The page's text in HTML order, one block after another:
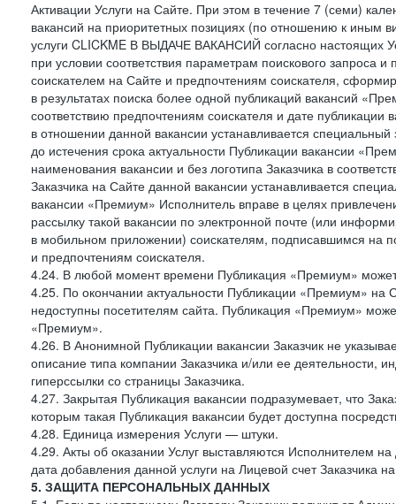
Активации Услуги на Сайте. При этом в течение 7 (семи)
вакансий на приоритетных позициях (по отношению к иным
услуги CLICKME В ВЫДАЧЕ ВАКАНСИЙ согласно настоящих
при условии соответствия параметрам поискового
соискателем на Сайте и предпочтениям соискателя,
в результатах поиска более одной публикаций вакансий
соответствию предпочтениям соискателя и дате
в отношении данной вакансии устанавливается
до истечения срока актуальности Публикации вакансии
наименования вакансии и без логотипа Заказчика в
Заказчика на Сайте данной вакансии устанавливается
вакансии «Премиум» Исполнитель вправе в целях
рассылку такой вакансии по электронной почте (или
в мобильном приложении) соискателям, подписавшимся на
и предпочтениям соискателя.
4.24. В любой момент времени Публикация «Премиум»
4.25. По окончании актуальности Публикации «Премиум»
недоступны посетителям сайта. Публикация «Премиум»
«Премиум».
4.26. В Анонимной Публикации вакансии Заказчик не
описание типа компании Заказчика и/или ее деятельности,
гиперссылки со страницы Заказчика.
4.27. Закрытая Публикация вакансии подразумевает, что
которым такая Публикация вакансии будет доступна
4.28. Единица измерения Услуги — штуки.
4.29. Акты об оказании Услуг выставляются Исполнителем
дата добавления данной услуги на Лицевой счет Заказчика
5. ЗАЩИТА ПЕРСОНАЛЬНЫХ ДАННЫХ